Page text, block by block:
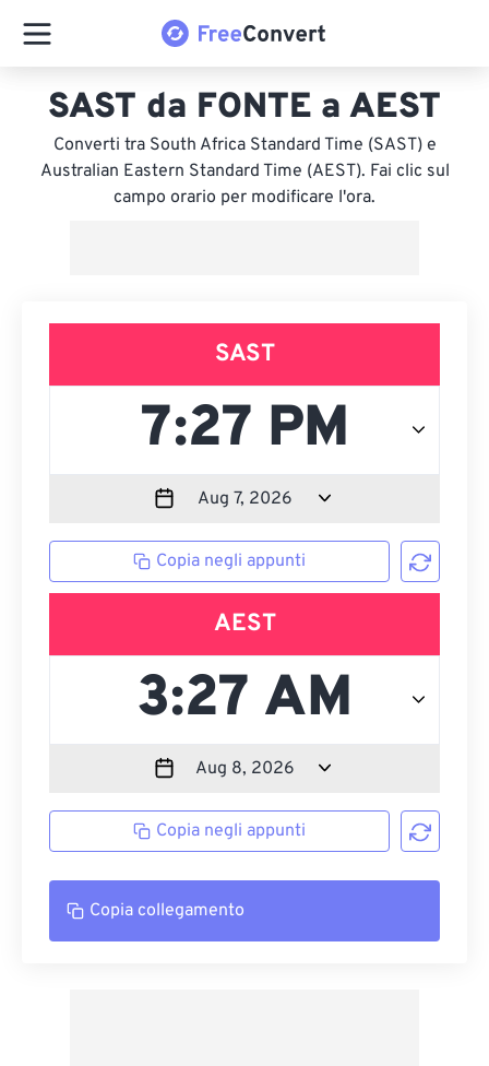
SAST da FONTE a AEST
Converti tra South Africa Standard Time (SAST) e
Australian Eastern Standard Time (AEST). Fai clic sul
campo orario per modificare l'ora.
SAST
Copia negli appunti
AEST
Copia negli appunti
Copia collegamento